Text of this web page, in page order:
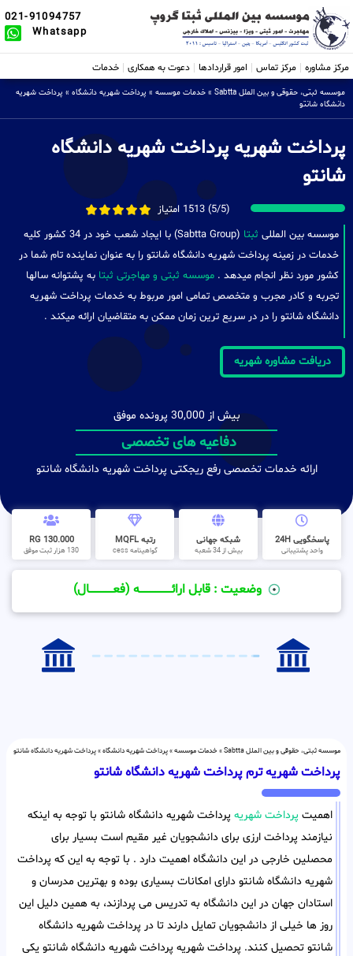
021-91094757
Whatsapp
مرکز مشاوره مرکز تماس امور قراردادها دعوت به همکاری خدمات
موسسه ثبتی، حقوقی و بین الملل Sabtta » خدمات موسسه » پرداخت شهریه دانشگاه » پرداخت شهریه
دانشگاه شانتو
پرداخت شهریه پرداخت شهریه دانشگاه
شانتو
(5/5) 1513 امتیاز
موسسه بین المللی ثبتا
(Sabtta Group) با ایجاد شعب خود در 34 کشور کلیه
خدمات در زمینه پرداخت شهریه دانشگاه شانتو را به عنوان نماینده تام شما در
کشور مورد نظر انجام میدهد . موسسه ثبتی و مهاجرتی ثبتا به پشتوانه سالها
تجربه و کادر مجرب و متخصص تمامی امور مربوط به خدمات پرداخت شهریه
دانشگاه شانتو را در در سریع ترین زمان ممکن به متقاضیان ارائه میکند .
دریافت مشاوره شهریه
بیش از 30,000 پرونده موفق
دفاعیه های تخصصی
ارائه خدمات تخصصی رفع ریجکتی پرداخت شهریه دانشگاه شانتو
پاسخگویی 24H
واحد پشتیبانی
شبکه جهانی
بیش از 34 شعبه
رتبه MQFL
گواهینامه cess
130.000 RG
130 هزار ثبت موفق
وضعیت : قابل ارائــــــــــــــــــــه (فعـــــــــــــــال)
موسسه ثبتی، حقوقی و بین الملل Sabtta » خدمات موسسه»پرداخت شهریه دانشگاه»پرداخت شهریه دانشگاه شانتو
پرداخت شهریه ترم پرداخت شهریه دانشگاه شانتو
اهمیت پرداخت شهریه پرداخت شهریه دانشگاه شانتو با توجه به اینکه
نیازمند پرداخت ارزی برای دانشجویان غیر مقیم است بسیار برای
محصلین خارجی در این دانشگاه اهمیت دارد . با توجه به این که پرداخت
شهریه دانشگاه شانتو دارای امکانات بسیاری بوده و بهترین مدرسان و
استادان جهان در این دانشگاه به تدریس می پردازند، به همین دلیل این
روز ها خیلی از دانشجویان تمایل دارند تا در پرداخت شهریه دانشگاه
شانتو تحصیل کنند. پرداخت شهریه پرداخت شهریه دانشگاه شانتو یکی